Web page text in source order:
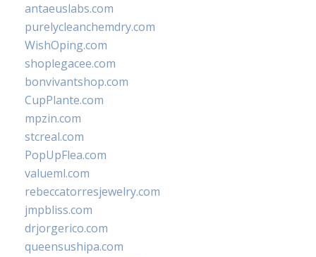
antaeuslabs.com
purelycleanchemdry.com
WishOping.com
shoplegacee.com
bonvivantshop.com
CupPlante.com
mpzin.com
stcreal.com
PopUpFlea.com
valueml.com
rebeccatorresjewelry.com
jmpbliss.com
drjorgerico.com
queensushipa.com